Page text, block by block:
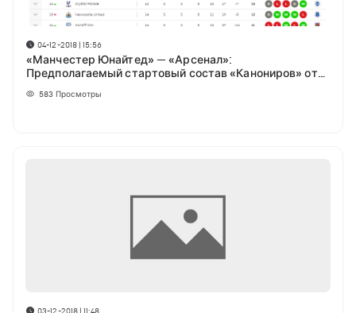
04-12-2018 | 15:56
«Манчестер Юнайтед» — «Арсенал»:
Предполагаемый стартовый состав «Канониров» от
583 Просмотры